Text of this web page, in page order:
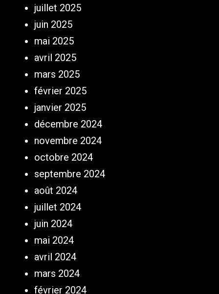
juillet 2025
juin 2025
mai 2025
avril 2025
mars 2025
février 2025
janvier 2025
décembre 2024
novembre 2024
octobre 2024
septembre 2024
août 2024
juillet 2024
juin 2024
mai 2024
avril 2024
mars 2024
février 2024